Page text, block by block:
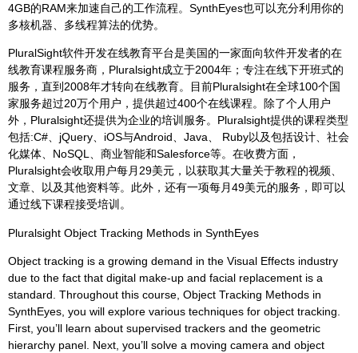
4GB的RAM来加速自己的工作流程。SynthEyes也可以充分利用你的
多核机器、多线程算法的优势。
PluralSight软件开发在线教育平台是美国的一家面向软件开发者的在
线教育课程服务商，Pluralsight成立于2004年；专注在线下开班式的
服务，直到2008年才转向在线教育。目前Pluralsight在全球100个国
家服务超过20万个用户，提供超过400个在线课程。除了个人用户
外，Pluralsight还提供为企业的培训服务。Pluralsight提供的课程类型
包括:C#、jQuery、iOS与Android、Java、 Ruby以及包括设计、社会
化媒体、NoSQL、商业智能和Salesforce等。在收费方面，
Pluralsight会收取用户每月29美元，以获取其大量关于教程的视频、
文章、以及其他资料等。此外，还有一项每月49美元的服务，即可以
通过线下课程接受培训。
Pluralsight Object Tracking Methods in SynthEyes
Object tracking is a growing demand in the Visual Effects industry
due to the fact that digital make-up and facial replacement is a
standard. Throughout this course, Object Tracking Methods in
SynthEyes, you will explore various techniques for object tracking.
First, you’ll learn about supervised trackers and the geometric
hierarchy panel. Next, you’ll solve a moving camera and object